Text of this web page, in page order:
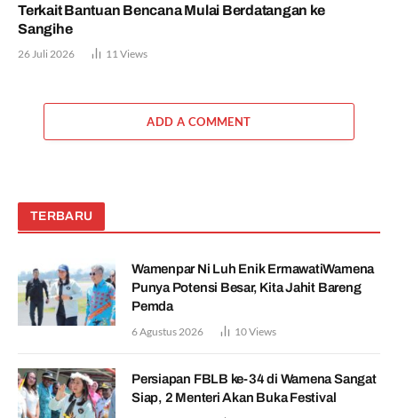
Terkait Bantuan Bencana Mulai Berdatangan ke
Sangihe
26 Juli 2026 11 Views
ADD A COMMENT
TERBARU
Wamenpar Ni Luh Enik ErmawatiWamena
Punya Potensi Besar, Kita Jahit Bareng
Pemda
6 Agustus 2026 10Views
Persiapan FBLB ke-34 di Wamena Sangat
Siap, 2 Menteri Akan Buka Festival